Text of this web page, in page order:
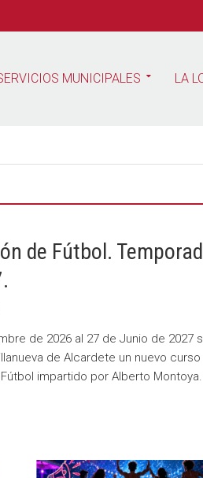
MUNICIPALES LA
de Fútbol.
de 2026 al 27 de Junio de 2027
de Alcardete un nuevo
impartido por Alberto